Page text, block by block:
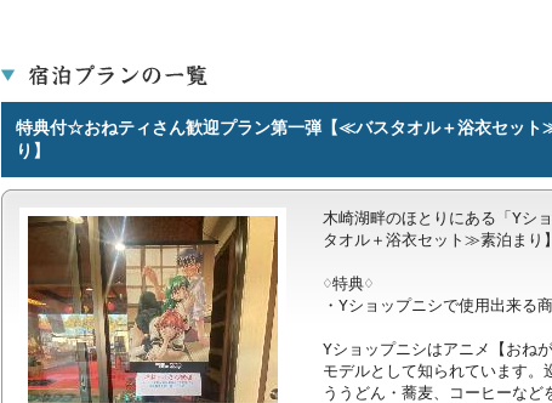
特典付☆おねティさん歓迎プラン第一弾【≪バスタオル＋浴衣セット
り】
木崎湖畔のほとりにある「Yシ
タオル＋浴衣セット≫素泊まり】
♢特典♢
・Yショップニシで使用出来る
Yショップニシはアニメ【おね
モデルとして知られています。
ううどん・蕎麦、コーヒーな